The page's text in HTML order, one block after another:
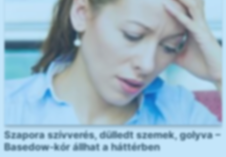
Szapora szívverés, dülledt szemek, golyva –
Basedow-kór állhat a háttérben